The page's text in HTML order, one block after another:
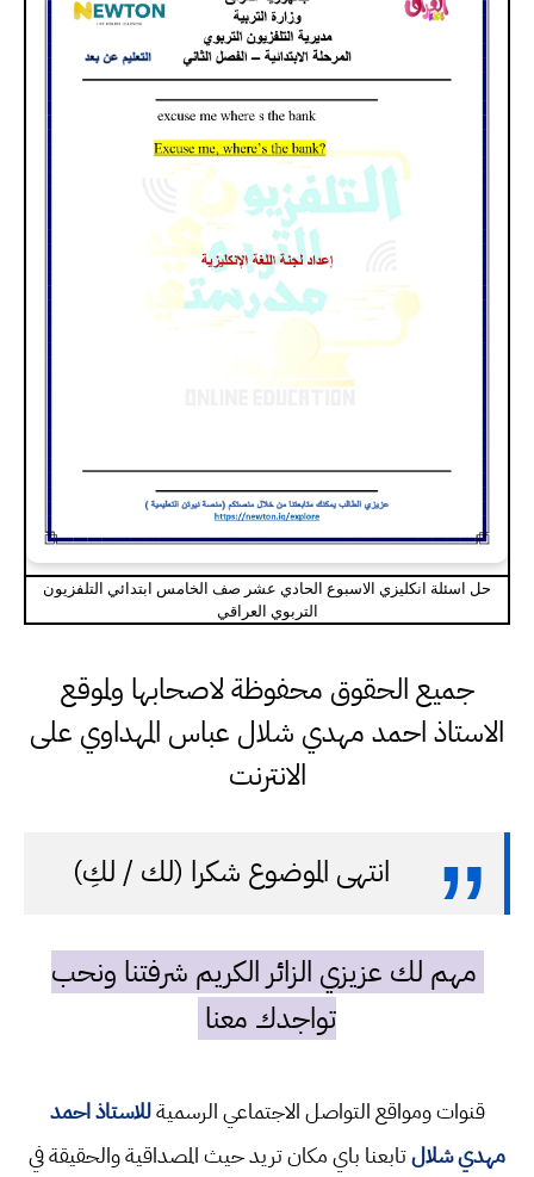
حل اسئلة انكليزي الاسبوع الحادي عشر صف الخامس ابتدائي التلفزيون
التربوي العراقي
جميع الحقوق محفوظة لاصحابها ولموقع
الاستاذ احمد مهدي شلال عباس المهداوي على
الانترنت
انتهى الموضوع شكرا (لك / لكِ)
مهم لك عزيزي الزائر الكريم شرفتنا ونحب
تواجدك معنا
قنوات ومواقع التواصل الاجتماعي الرسميةللاستاذ احمد
مهدي شلالتابعنا باي مكان تريد حيث المصداقية والحقيقة في